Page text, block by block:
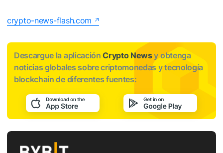
crypto-news-flash.com
Descargue la aplicaciónCrypto Newsy obtenga
noticias globales sobre criptomonedas y tecnología
blockchain de diferentes fuentes: